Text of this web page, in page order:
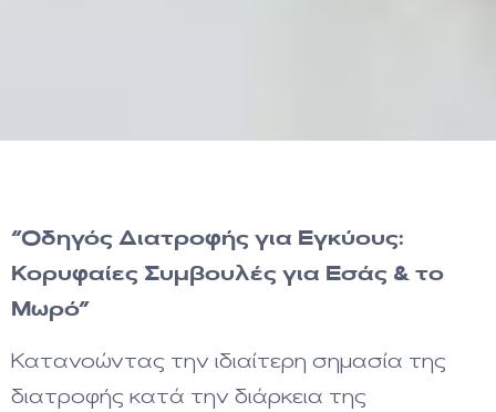
“Οδηγός Διατροφής για Εγκύους:
Κορυφαίες Συμβουλές για Εσάς & το
Μωρό”
Κατανοώντας την ιδιαίτερη σημασία της
διατροφής κατά την διάρκεια της